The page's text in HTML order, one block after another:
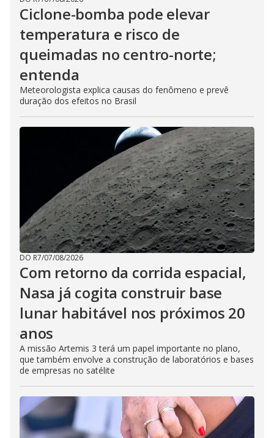
Ciclone-bomba pode elevar
temperatura e risco de
queimadas no centro-norte;
entenda
Meteorologista explica causas do fenômeno e prevê
duração dos efeitos no Brasil
DO R7/07/08/2026
Com retorno da corrida espacial,
Nasa já cogita construir base
lunar habitável nos próximos 20
anos
A missão Artemis 3 terá um papel importante no plano,
que também envolve a construção de laboratórios e bases
de empresas no satélite